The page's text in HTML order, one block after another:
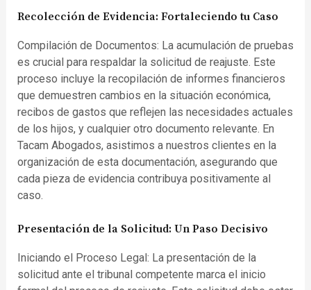
Recolección de Evidencia: Fortaleciendo tu Caso
Compilación de Documentos: La acumulación de pruebas
es crucial para respaldar la solicitud de reajuste. Este
proceso incluye la recopilación de informes financieros
que demuestren cambios en la situación económica,
recibos de gastos que reflejen las necesidades actuales
de los hijos, y cualquier otro documento relevante. En
Tacam Abogados, asistimos a nuestros clientes en la
organización de esta documentación, asegurando que
cada pieza de evidencia contribuya positivamente al
caso.
Presentación de la Solicitud: Un Paso Decisivo
Iniciando el Proceso Legal: La presentación de la
solicitud ante el tribunal competente marca el inicio